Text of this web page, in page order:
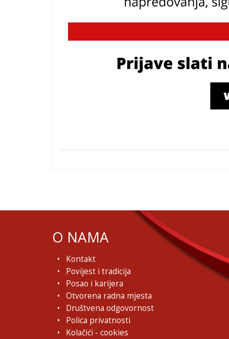
O NAMA
Kontakt
Povijest i tradicija
Posao i karijera
Otvorena radna mjesta
Društvena odgovornost
Polica privatnosti
Kolačići - cookies